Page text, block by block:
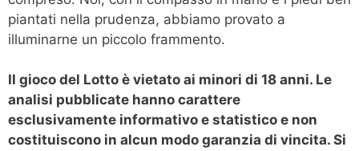
piantati nella prudenza, abbiamo provato a
illuminarne un piccolo frammento.
Il gioco del Lotto è vietato ai minori di 18 anni. Le
analisi pubblicate hanno carattere
esclusivamente informativo e statistico e non
costituiscono in alcun modo garanzia di vincita. Si